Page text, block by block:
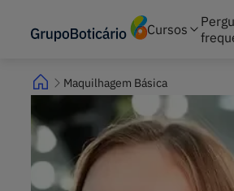
Cursos
Maquilhagem Básica